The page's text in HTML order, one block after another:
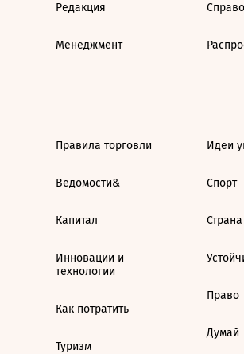
Редакция
Менеджмент
Правила торговли
Ведомости&
Капитал
Инновации и
технологии
Как потратить
Туризм
Идеи
Спорт
Страна
Право
Думай